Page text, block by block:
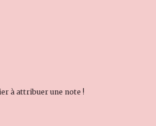
à attribuer une note !